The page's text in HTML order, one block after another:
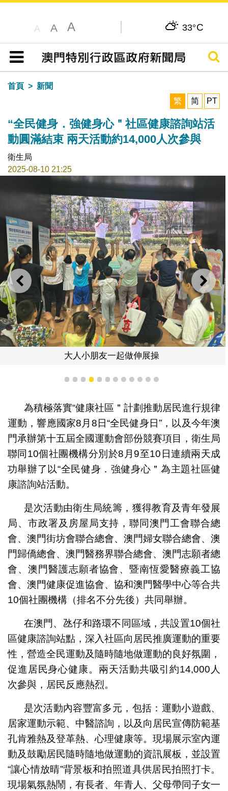
A A A 33°C
目錄
搜尋
首頁
新聞
繁
简 PT
“全民健身．強健身心＂社區健康諮詢站活
動圓滿結束 兩天活動約14,000人次參與
衛生局
2025-08-10 21:25
上一則 下一
大人小朋友一起做伸展操
1 2 3 4 5 6 7 8 9 101112
為積極落實“健康社區＂計劃推動居民進行規律
運動，響應國家8月8日“全民健身日”，以及今年澳
門承辦第十五屆全國運動會部份競賽項目，衛生局
聯同10個社團機構分別於8月9至10日連續兩天成
功舉辦了以“全民健身．強健身心＂為主題社區健
康諮詢站活動。
是次活動由衛生局統籌，獲得教育及青年發展
局、市政署及房屋局支持，聯同澳門工會聯合總
會、澳門街坊會聯合總會、澳門婦女聯合總會、澳
門歸僑總會、澳門醫務界聯合總會、澳門志願者總
會、澳門醫護志願者協會、暨南恆愛醫療義工協
會、澳門健康促進協會、協和澳門醫學中心等合共
10個社團機構（排名不分先後）共同舉辦。
在澳門、氹仔和路環不同區域，共設置10個社
區健康諮詢站點，深入社區向居民推廣運動的重要
性，營造全民運動及隨時隨地做運動的良好氛圍，
促進居民身心健康。兩天活動共吸引約14,000人
次參與，居民反應熱烈。
是次活動內容豐富多元，包括：運動小遊戲、
居家運動示範、中醫諮詢，以及向居民宣傳防範基
孔肯雅熱及登革熱、心理健康等。現場展示室內運
動及鼓勵居民隨時隨地做運動的資訊展板，並設置
“讓心情放晴”背景板和拍照道具供居民拍照打卡。
現場氣氛熱鬧，有長者、年青人、父母帶同子女一